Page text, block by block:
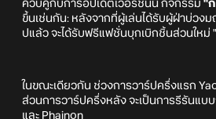
ควบคู่กับการอัปเดตเวอร์ชันนี้ กิจกรรม "
ขึ้นเช่นกัน: หลังจากที่ผู้เล่นได้รับผู้ฝ่าบ่วง
ปแล้ว จะได้รับฟรีแฟชั่นบุกเบิกชิ้นส่วนใหม่
ในขณะเดียวกัน ช่วงการวาร์ปครึ่งแรก
ส่วนการวาร์ปครึ่งหลัง จะเป็นการรีรันแบ
และ Phainon